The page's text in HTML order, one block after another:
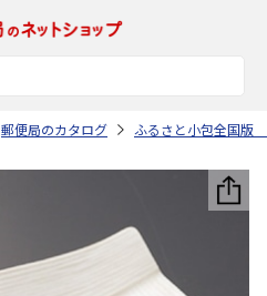
郵便局のカタログ ふるさと小包全国版